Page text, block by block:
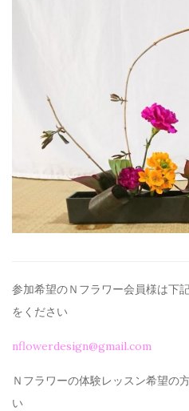
参加希望のＮフラワー会員様は下
を ください
nflowerdesign@gmail.com
Ｎフラワーの体験レッスン希望の
い